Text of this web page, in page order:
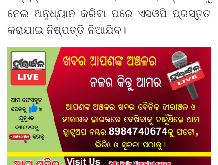
ନେଇ ଅନୁଧ୍ୟାନ କରିବା ପରେ ଏସଓପି ପ୍ରସ୍ତୁତ
କରାଯାଇ ନିଷ୍ପତ୍ତି ନିଆଯିବ।